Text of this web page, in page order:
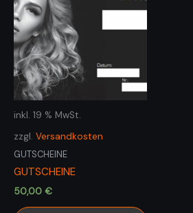
inkl. 19 % MwSt.
zzgl. Versandkosten
GUTSCHEINE
GUTSCHEINE
50,00 €